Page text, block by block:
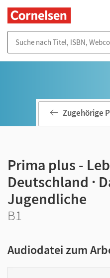
Zugehörige
Prima plus -
Deutschland ·
Jugendliche
B1
Audiodatei zum